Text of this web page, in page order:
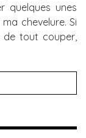
quelques unes
chevelure. Si
de tout couper,